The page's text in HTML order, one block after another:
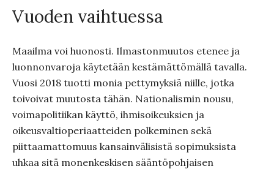
Vuoden vaihtuessa
Maailma voi huonosti. Ilmastonmuutos etenee ja
luonnonvaroja käytetään kestämättömällä tavalla.
Vuosi 2018 tuotti monia pettymyksiä niille, jotka
toivoivat muutosta tähän. Nationalismin nousu,
voimapolitiikan käyttö, ihmisoikeuksien ja
oikeusvaltioperiaatteiden polkeminen sekä
piittaamattomuus kansainvälisistä sopimuksista
uhkaa sitä monenkeskisen sääntöpohjaisen